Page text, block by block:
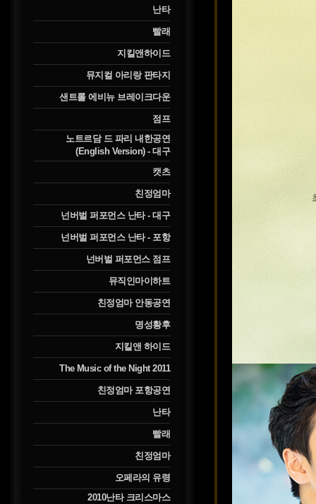
난타
빨래
지킬앤하이드
뮤지컬 아리랑 판타지
샌트롤 에비뉴 브레이크다운
점프
노트르담 드 파리 내한공연
(English Version) - 대구
캣츠
친정엄마
넌버벌 퍼포먼스 난타 - 대구
넌버벌 퍼포먼스 난타 - 포항
넌버벌 퍼포먼스 점프
뮤직인마이하트
친정엄마 안동공연
명성황후
지킬앤 하이드
The Music of the Night 2011
친정엄마 포항공연
난타
빨래
친정엄마
오페라의 유령
2010난타 크리스마스